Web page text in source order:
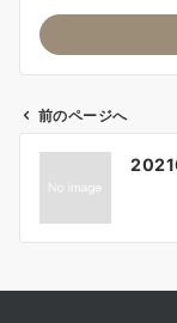
ビ
ー
前のページへ